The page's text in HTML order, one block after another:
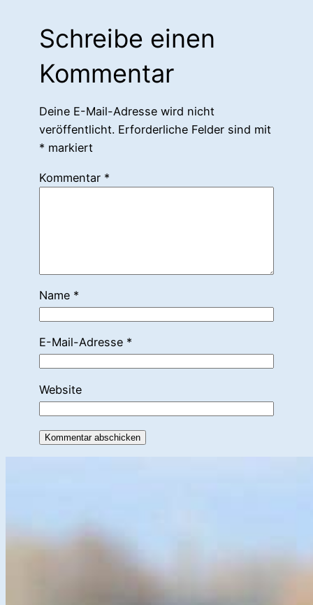
Schreibe einen
Kommentar
Deine E-Mail-Adresse wird nicht
veröffentlicht. Erforderliche Felder sind mit
* markiert
Kommentar *
Name *
E-Mail-Adresse *
Website